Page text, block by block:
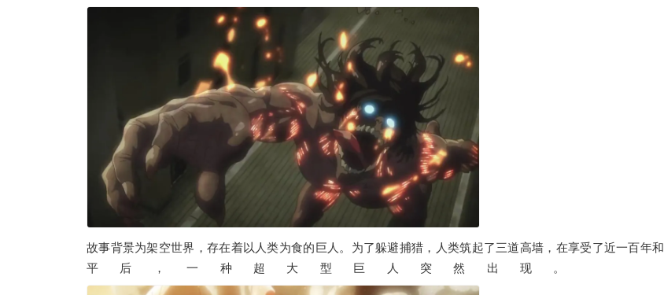
故事背景为架空世界，存在着以人类为食的巨人。为了躲避捕猎，人类筑起了三道高墙，在享受了近一百年和
平后，一种超大型巨人突然出现。